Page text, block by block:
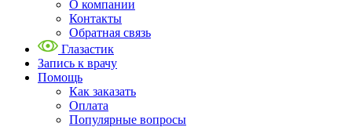
О компании
Контакты
Обратная связь
Глазастик
Запись к врачу
Помощь
Как заказать
Оплата
Популярные вопросы